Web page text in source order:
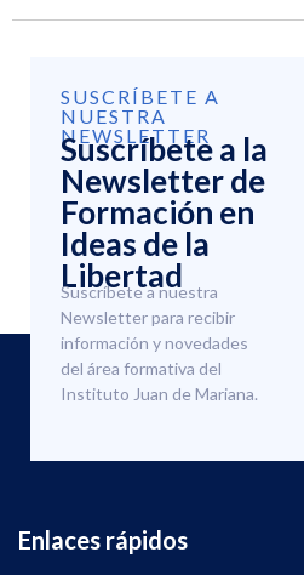
SUSCRÍBETE A
NUESTRA
NEWSLETTER
Suscríbete a la
Newsletter de
Formación en
Ideas de la
Libertad
Suscríbete a nuestra
Newsletter para recibir
información y novedades
del área formativa del
Instituto Juan de Mariana.
Enlaces rápidos